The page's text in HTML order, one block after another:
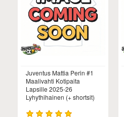
Juventus Mattia Perin #1
Maalivahti Kotipaita
Lapsille 2025-26
Lyhythihainen (+ shortsit)